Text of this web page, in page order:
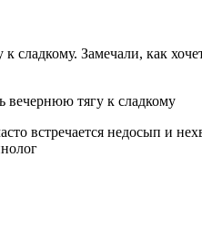
сладкому. Замечали, как
вечернюю тягу к сладкому
встречается недосып и